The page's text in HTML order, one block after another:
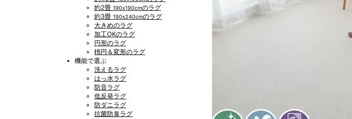
約2畳 190x190cmのラグ
約3畳 190x240cmのラグ
大きめのラグ
加工OKのラグ
円形のラグ
楕円＆変形のラグ
機能で選ぶ
洗えるラグ
はっ水ラグ
防音ラグ
低反発ラグ
防ダニラグ
抗菌防臭ラグ